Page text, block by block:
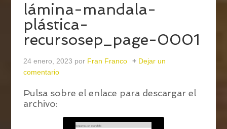
lámina-mandala-
plástica-
recursosep_page-0001
24 enero, 2023 por Fran Franco
Dejar un
comentario
Pulsa sobre el enlace para descargar el
archivo: